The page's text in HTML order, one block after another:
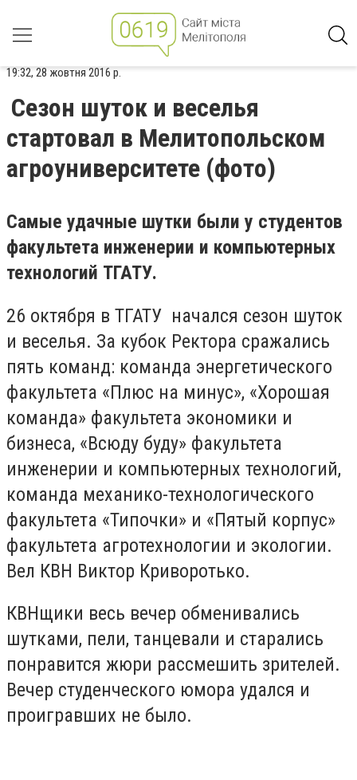
19:32, 28 жовтня 2016 р.
Сезон шуток и веселья
стартовал в Мелитопольском
агроуниверситете (фото)
Самые удачные шутки были у студентов
факультета инженерии и компьютерных
технологий ТГАТУ.
26 октября в ТГАТУ начался сезон шуток
и веселья. За кубок Ректора сражались
пять команд: команда энергетического
факультета «Плюс на минус», «Хорошая
команда» факультета экономики и
бизнеса, «Всюду буду» факультета
инженерии и компьютерных технологий,
команда механико-технологического
факультета «Типочки» и «Пятый корпус»
факультета агротехнологии и экологии.
Вел КВН Виктор Криворотько.
КВНщики весь вечер обменивались
шутками, пели, танцевали и старались
понравится жюри рассмешить зрителей.
Вечер студенческого юмора удался и
проигравших не было.